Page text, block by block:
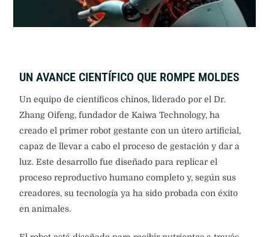
UN AVANCE CIENTÍFICO QUE ROMPE MOLDES
Un equipo de científicos chinos, liderado por el Dr.
Zhang Oifeng, fundador de Kaiwa Technology, ha
creado el primer robot gestante con un útero artificial,
capaz de llevar a cabo el proceso de gestación y dar a
luz. Este desarrollo fue diseñado para replicar el
proceso reproductivo humano completo y, según sus
creadores, su tecnología ya ha sido probada con éxito
en animales.